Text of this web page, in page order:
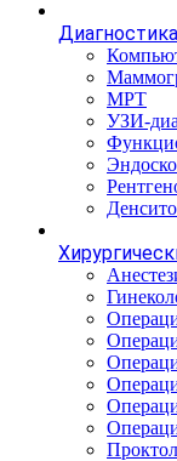
Диагностика
МРТ
УЗИ-